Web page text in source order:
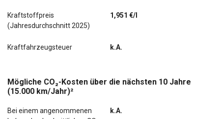
Kraftstoffpreis
(Jahresdurchschnitt 2025)
1,951 €/l
Kraftfahrzeugsteuer k.A.
Mögliche CO₂-Kosten über die nächsten 10 Jahre
(15.000 km/Jahr)²
Bei einem angenommenen
k.A.